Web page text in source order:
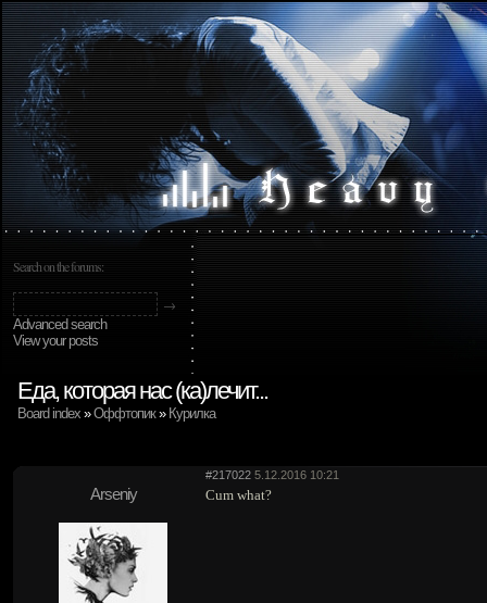
Search on the forums:
Advanced search
View your posts
Еда, которая нас (ка)лечит...
Board index »Оффтопик» Курилка
#217022 5.12.2016 10:21
Arseniy Cum what?